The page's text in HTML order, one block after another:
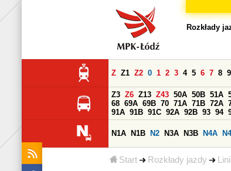
Start Rozkłady jazdy
Rozkłady
Z Z1 Z2 0 1 2 3 4 5 6 7 8 9
Z3 Z6 Z13 Z43 50A 50B 51A
68 69A 69B 70 71A 71B 72A
91A 91B 91C 92A 92B 93 94
N1A N1B N2 N3A N3B N4A